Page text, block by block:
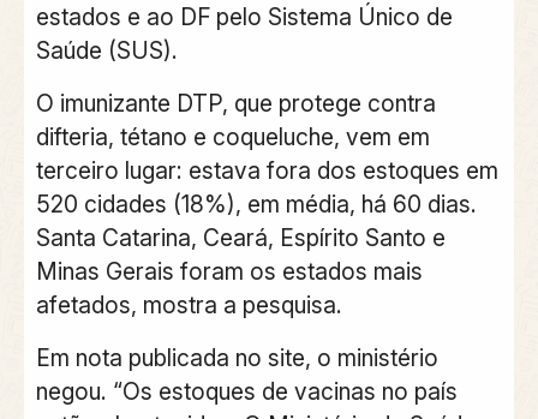
estados e ao DF pelo Sistema Único de
Saúde (SUS).
O imunizante DTP, que protege contra
difteria, tétano e coqueluche, vem em
terceiro lugar: estava fora dos estoques em
520 cidades (18%), em média, há 60 dias.
Santa Catarina, Ceará, Espírito Santo e
Minas Gerais foram os estados mais
afetados, mostra a pesquisa.
Em nota publicada no site, o ministério
negou. “Os estoques de vacinas no país